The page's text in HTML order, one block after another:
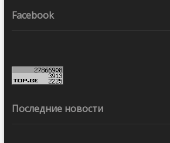
Facebook
Последние новости